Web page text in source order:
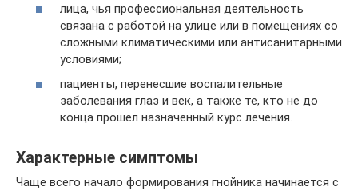
лица, чья профессиональная деятельность
связана с работой на улице или в помещениях со
сложными климатическими или антисанитарными
условиями;
пациенты, перенесшие воспалительные
заболевания глаз и век, а также те, кто не до
конца прошел назначенный курс лечения.
Характерные симптомы
Чаще всего начало формирования гнойника начинается с